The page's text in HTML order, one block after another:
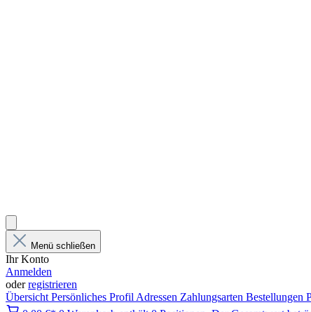
Menü schließen
Ihr Konto
Anmelden
oderregistrieren
Übersicht Persönliches Profil Adressen Zahlungsarten Bestellungen